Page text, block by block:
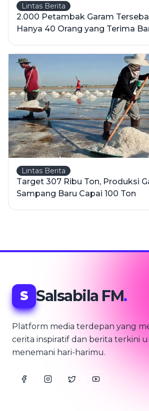
Lintas Berita
2.000 Petambak Garam
Hanya 40 Orang yang Terima
Lintas Berita
Target 307 Ribu Ton, Produksi
Sampang Baru Capai 100 Ton
S Salsabila FM.
Platform media terdepan yang
cerita inspiratif dan berita terkini
menemani hari-harimu.